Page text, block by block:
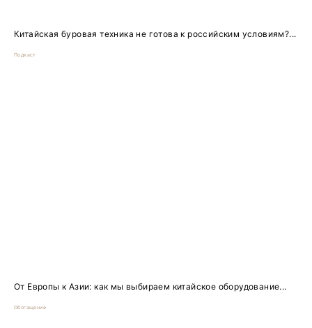
Китайская буровая техника не готова к российским условиям?...
Подкаст
От Европы к Азии: как мы выбираем китайское оборудование...
Обогащение